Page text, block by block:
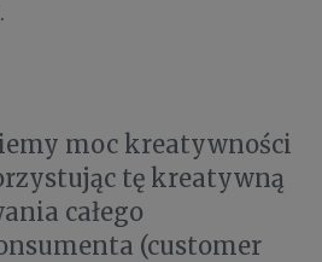
moc kreatywności
tę kreatywną
całego
(customer